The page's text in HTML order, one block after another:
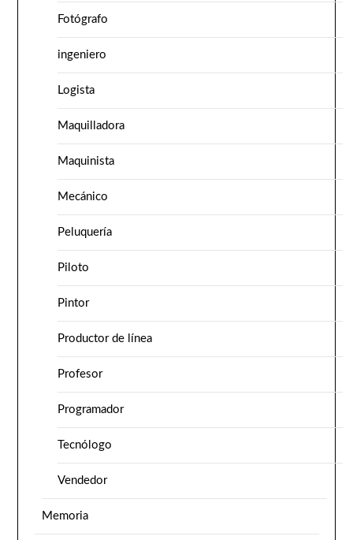
Fotógrafo
ingeniero
Logista
Maquilladora
Maquinista
Mecánico
Peluquería
Piloto
Pintor
Productor de línea
Profesor
Programador
Tecnólogo
Vendedor
Memoria